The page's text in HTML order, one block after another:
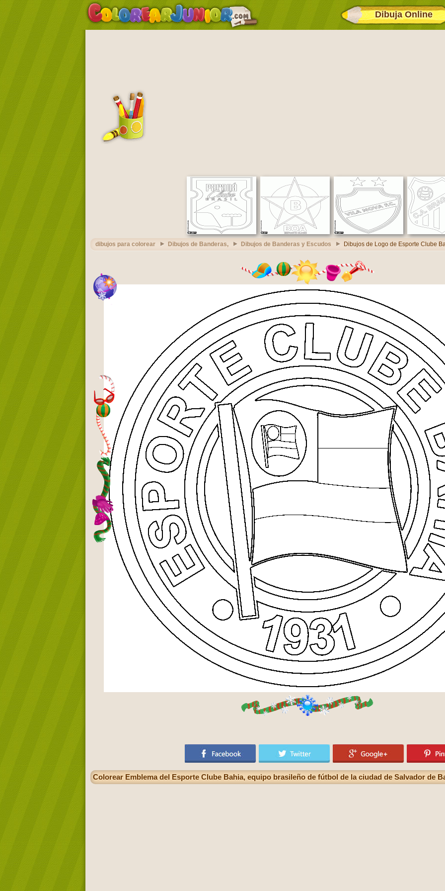
Dibuja Online
dibujos para colorear Dibujos de Banderas, Dibujos de Banderas y Escudos Dibujos de Logo de Esporte Clube
Colorear Emblema del Esporte Clube Bahia, equipo brasileño de fútbol de la ciudad de Salvador de